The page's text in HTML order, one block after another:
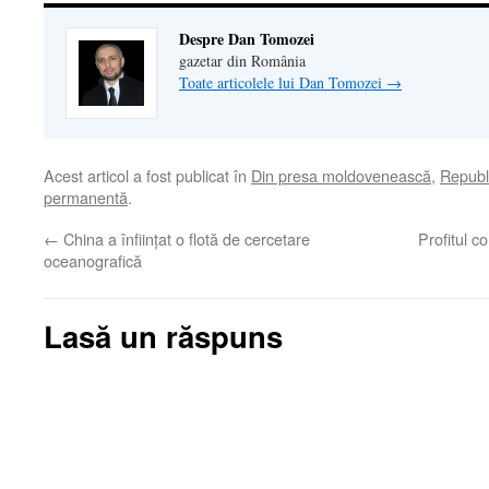
Despre Dan Tomozei
gazetar din România
Toate articolele lui Dan Tomozei →
Acest articol a fost publicat în Din presa moldovenească,
permanentă.
← China a înfiinţat o flotă de cercetare
oceanografică
Profitul
Lasă un răspuns